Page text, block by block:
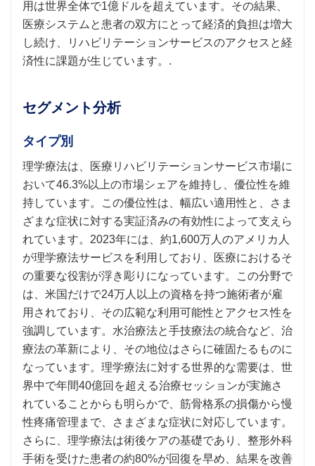
用は世界全体で1億ドルを超えています。その結果、
医療システムと患者の双方にとって経済的負担は増大
し続け、リハビリテーションサービスのアクセスと経
済性に課題が生じています。.
セグメント分析
タイプ別
理学療法は、医療リハビリテーションサービス市場に
おいて46.3%以上の市場シェアを維持し、優位性を維
持しています。この優位性は、幅広い適用性と、さま
ざまな症状に対する実証済みの有効性によって支えら
れています。2023年には、約1,600万人のアメリカ人
が理学療法サービスを利用しており、医療におけるそ
の重要な役割が浮き彫りになっています。この分野で
は、米国だけで24万人以上の資格を持つ施術者が雇
用されており、その広範な利用可能性とアクセス性を
強調しています。水治療法と手技療法の統合など、治
療法の革新により、その地位はさらに確固たるものに
なっています。理学療法に対する世界的な需要は、世
界中で年間40億回を超える治療セッションが実施さ
れていることからも明らかで、筋骨格系の損傷から慢
性疼痛管理まで、さまざまな症状に対応しています。
さらに、理学療法は術後ケアの基礎であり、整形外科
手術を受けた患者の約80%が回復を早め、結果を改善